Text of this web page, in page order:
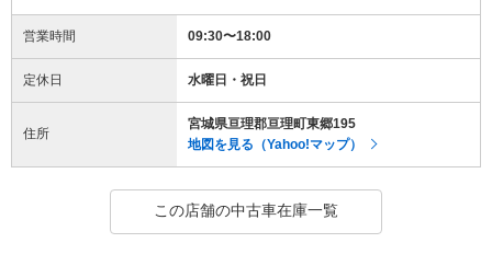
営業時間 09:30〜18:00
定休日 水曜日・祝日
住所
宮城県亘理郡亘理町東郷195
地図を見る（Yahoo!マップ）
この店舗の中古車在庫一覧